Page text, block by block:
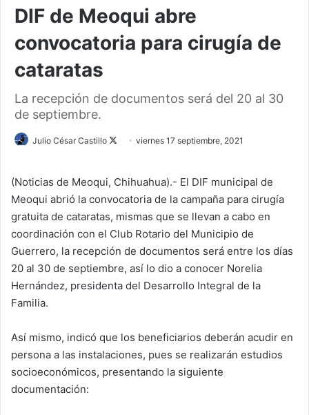
DIF de Meoqui abre
convocatoria para cirugía de
cataratas
La recepción de documentos será del 20 al 30
de septiembre.
Julio César Castillo
o
w
o
n
X
viernes 17 septiembre, 2021
(Noticias de Meoqui, Chihuahua).- El DIF municipal de
Meoqui abrió la convocatoria de la campaña para cirugía
gratuita de cataratas, mismas que se llevan a cabo en
coordinación con el Club Rotario del Municipio de
Guerrero, la recepción de documentos será entre los días
20 al 30 de septiembre, así lo dio a conocer Norelia
Hernández, presidenta del Desarrollo Integral de la
Familia.
Así mismo, indicó que los beneficiarios deberán acudir en
persona a las instalaciones, pues se realizarán estudios
socioeconómicos, presentando la siguiente
documentación: